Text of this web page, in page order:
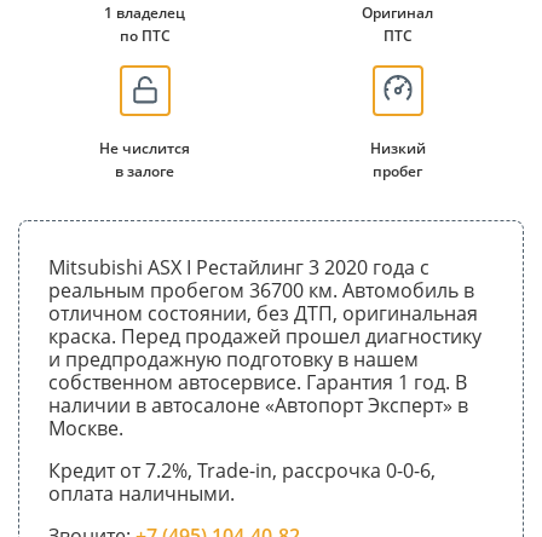
1 владелец
по ПТС
Оригинал
ПТС
Не числится
в залоге
Низкий
пробег
Mitsubishi ASX I Рестайлинг 3 2020 года с
реальным пробегом 36700 км. Автомобиль в
отличном состоянии, без ДТП, оригинальная
краска. Перед продажей прошел диагностику
и предпродажную подготовку в нашем
собственном автосервисе. Гарантия 1 год. В
наличии в автосалоне «Автопорт Эксперт» в
Москве.
Кредит от 7.2%, Trade-in, рассрочка 0-0-6,
оплата наличными.